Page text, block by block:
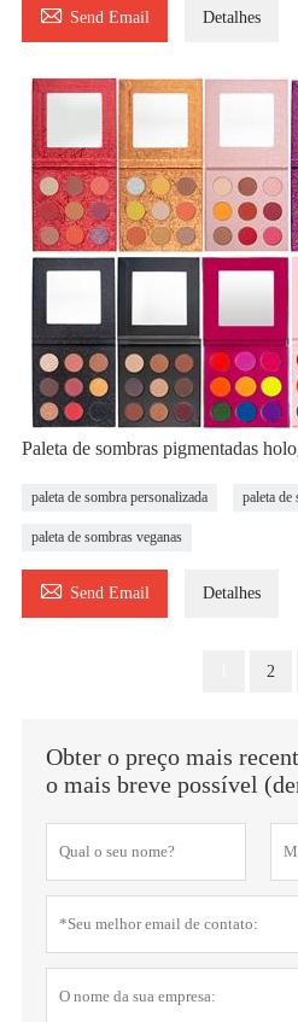
 Send Email Detalhes
Paleta de sombras pigmentadas
paleta de sombra personalizada paleta de
paleta de sombras veganas
 Send Email Detalhes
2
Obter o preço mais
o mais breve possível